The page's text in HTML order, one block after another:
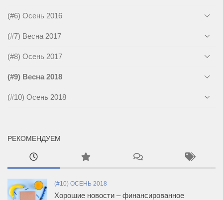
(#6) Осень 2016
(#7) Весна 2017
(#8) Осень 2017
(#9) Весна 2018
(#10) Осень 2018
РЕКОМЕНДУЕМ
(#10) ОСЕНЬ 2018
Хорошие новости – финансированное